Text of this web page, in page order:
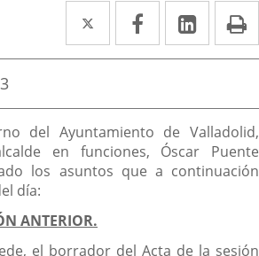
Twitter
Enlace
a
aplicación
externa.
Facebook
Enlace
a
aplicación
externa.
Enlace
a
del Ayuntamiento de Valladolid,
en funciones, Óscar Puente
los asuntos que a continuación
día:
ANTERIOR.
el borrador del Acta de la sesión